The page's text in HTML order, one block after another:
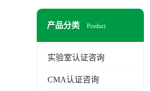
产品分类 Product
实验室认证咨询
CMA认证咨询